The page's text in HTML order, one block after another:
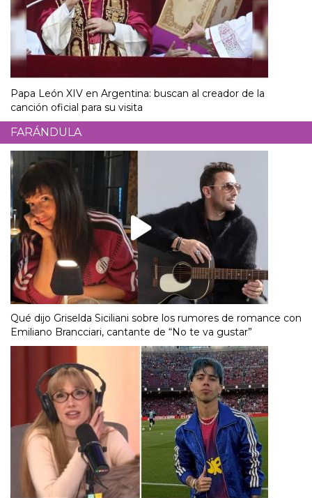
Papa León XIV en Argentina: buscan al creador de la
canción oficial para su visita
FARÁNDULA
Qué dijo Griselda Siciliani sobre los rumores de romance con
Emiliano Brancciari, cantante de “No te va gustar”